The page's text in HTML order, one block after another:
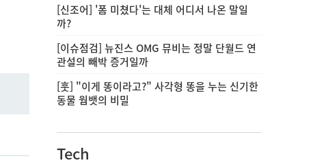
[신조어] '폼 미쳤다'는 대체 어디서 나온 말일
까?
[이슈점검] 뉴진스 OMG 뮤비는 정말 단월드 연
관설의 빼박 증거일까
[훗] "이게 똥이라고?" 사각형 똥을 누는 신기한
동물 웜뱃의 비밀
Tech